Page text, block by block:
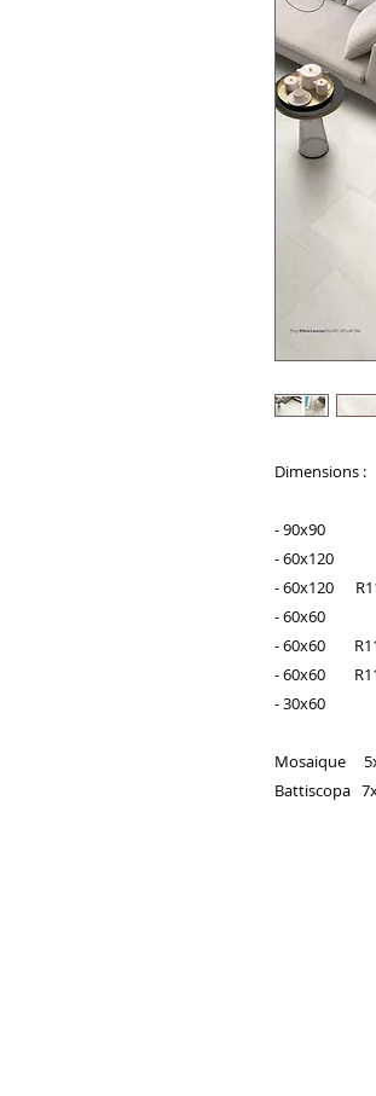
Dimensions :
- 90x90 9
- 60x120 9
- 60x120
- 60x60 9
- 60x60
- 60x60
- 30x60 9
Mosaique
Battiscopa